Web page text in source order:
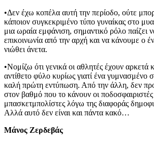
•Δεν έχω κοπέλα αυτή την περίοδο, ούτε
κάποιον συγκεκριμένο τύπο γυναίκας στο
μια ωραία εμφάνιση, σημαντικό ρόλο παίζει
επικοινωνία από την αρχή και να κάνουμε ο
νιώθει άνετα.
•Νομίζω ότι γενικά οι αθλητές έχουν
αντίθετο φύλο κυρίως γιατί ένα γυμνασμένο
καλή πρώτη εντύπωση. Από την άλλη, δεν
στον βαθμό που το κάνουν οι ποδοσφαιριστές
μπασκετμπολίστες λόγω της διαφοράς
Αλλά αυτό δεν είναι και πάντα κακό…
Μάνος Ζερδεβάς